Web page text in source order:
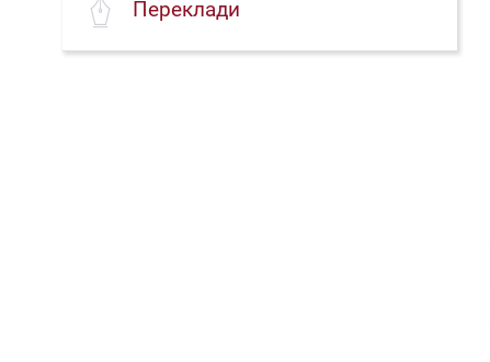
Переклади